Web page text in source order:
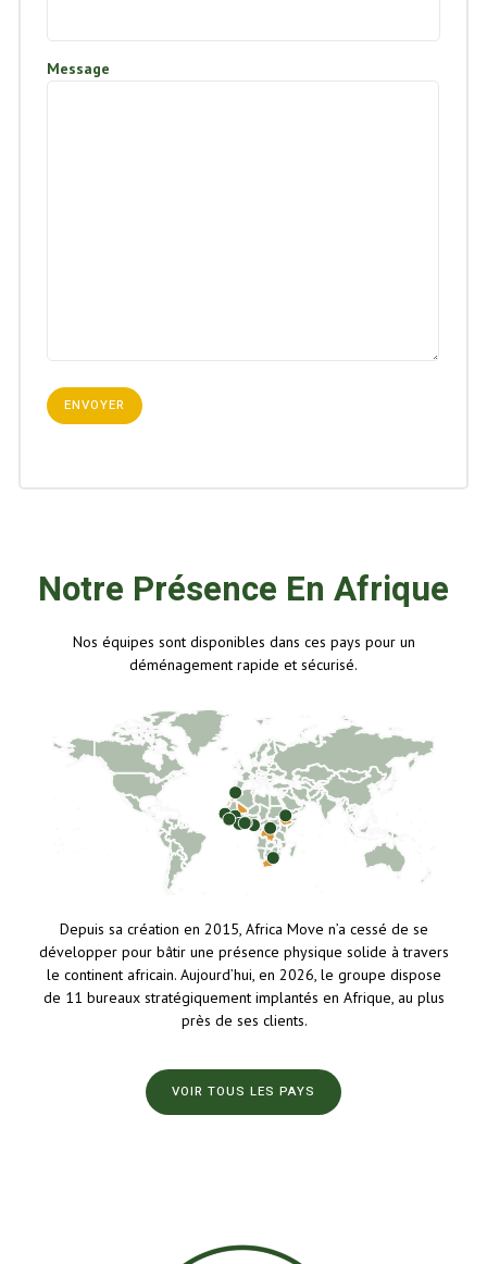
Message
Notre Présence En Afrique
Nos équipes sont disponibles dans ces pays pour un
déménagement rapide et sécurisé.
Depuis sa création en 2015, Africa Move n’a cessé de se
développer pour bâtir une présence physique solide à travers
le continent africain. Aujourd’hui, en 2026, le groupe dispose
de 11 bureaux stratégiquement implantés en Afrique, au plus
près de ses clients.
VOIR TOUS LES PAYS